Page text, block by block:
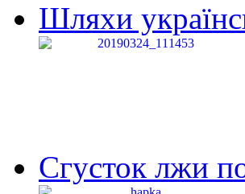
Шляхи
Сгусток лжи